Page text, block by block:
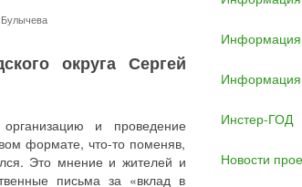
округа Сергей
и проведение
формате, что-то поменяв,
Это мнение и жителей и
письма за «вклад в
Инстер-ГОД
Новости